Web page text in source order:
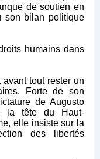
de soutien en
son bilan politique
humains dans
avant tout rester un
Forte de son
de Augusto
la tête du Haut-
elle insiste sur la
des libertés